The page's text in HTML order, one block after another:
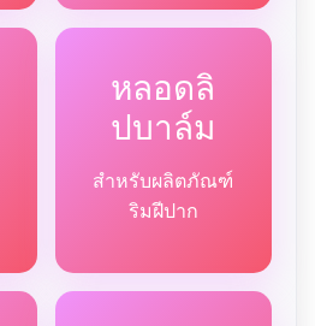
หลอดลิ
ปบาล์ม
สำหรับผลิตภัณฑ์
ริมฝีปาก